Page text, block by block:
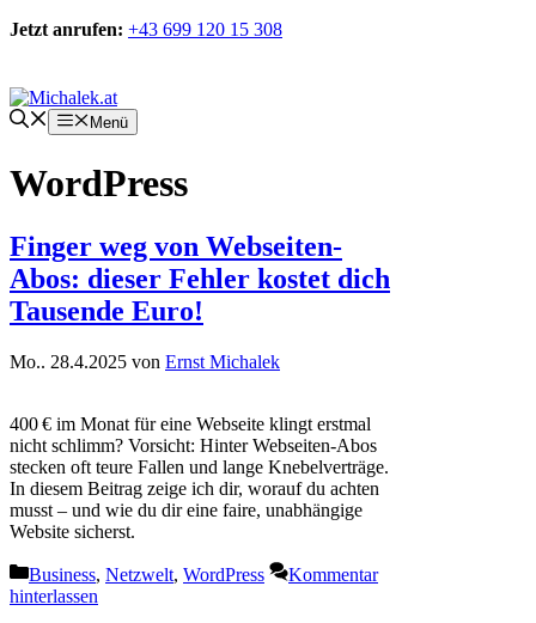
Zum
Jetzt anrufen: +43 699 120 15 308
Menü
WordPress
Finger weg von Webseiten-
Abos: dieser Fehler kostet dich
Tausende Euro!
Mo.. 28.4.2025 von Ernst Michalek
400 € im Monat für eine Webseite klingt erstmal
nicht schlimm? Vorsicht: Hinter Webseiten-Abos
stecken oft teure Fallen und lange Knebelverträge.
In diesem Beitrag zeige ich dir, worauf du achten
musst – und wie du dir eine faire, unabhängige
Website sicherst.
Kategorien
Business, Netzwelt, WordPress
Kommentar
hinterlassen